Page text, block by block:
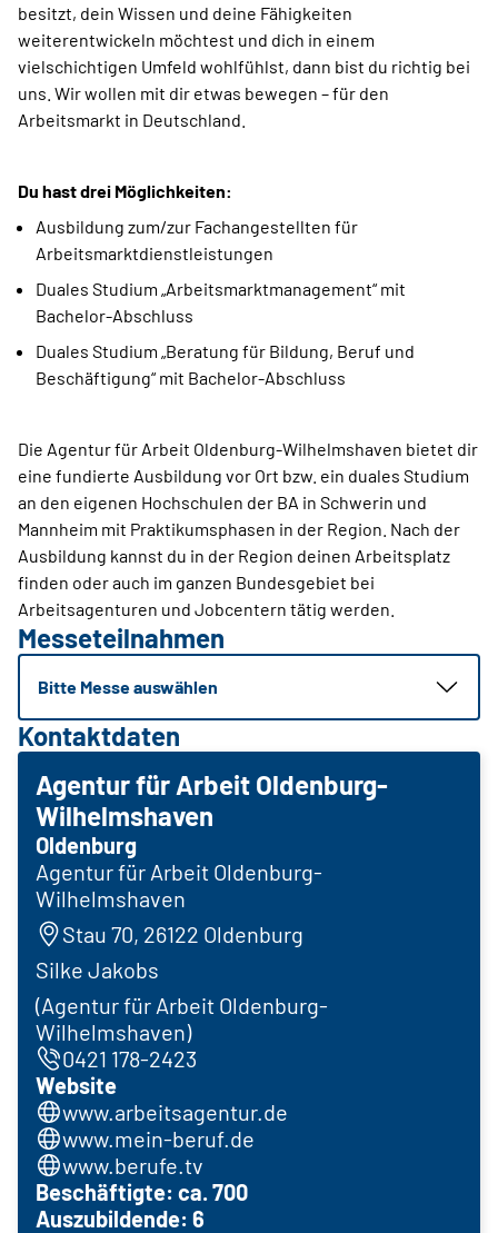
besitzt, dein Wissen und deine Fähigkeiten
weiterentwickeln möchtest und dich in einem
vielschichtigen Umfeld wohlfühlst, dann bist du richtig bei
uns. Wir wollen mit dir etwas bewegen – für den
Arbeitsmarkt in Deutschland.
Du hast drei Möglichkeiten:
Ausbildung zum/zur Fachangestellten für
Arbeitsmarktdienstleistungen
Duales Studium „Arbeitsmarktmanagement“ mit
Bachelor-Abschluss
Duales Studium „Beratung für Bildung, Beruf und
Beschäftigung“ mit Bachelor-Abschluss
Die Agentur für Arbeit Oldenburg-Wilhelmshaven bietet dir
eine fundierte Ausbildung vor Ort bzw. ein duales Studium
an den eigenen Hochschulen der BA in Schwerin und
Mannheim mit Praktikumsphasen in der Region. Nach der
Ausbildung kannst du in der Region deinen Arbeitsplatz
finden oder auch im ganzen Bundesgebiet bei
Arbeitsagenturen und Jobcentern tätig werden.
Messeteilnahmen
Bitte Messe auswählen
Kontaktdaten
Agentur für Arbeit Oldenburg-
Wilhelmshaven
Oldenburg
Agentur für Arbeit Oldenburg-
Wilhelmshaven
Stau 70, 26122 Oldenburg
Silke Jakobs
(Agentur für Arbeit Oldenburg-
Wilhelmshaven)
0421 178-2423
Website
www.arbeitsagentur.de
www.mein-beruf.de
www.berufe.tv
Beschäftigte: ca. 700
Auszubildende: 6